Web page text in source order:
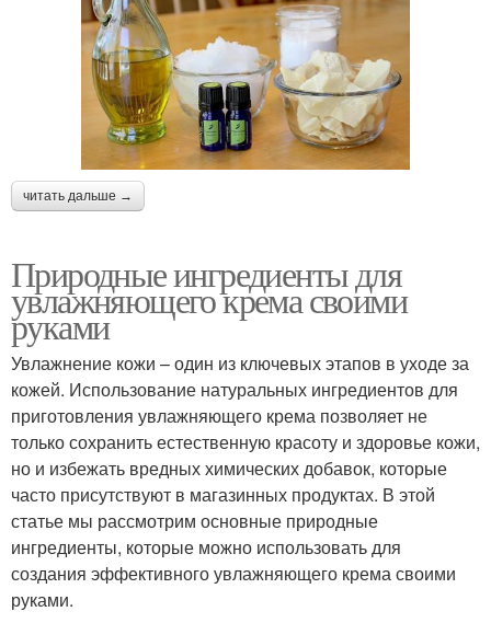
читать дальше →
Природные ингредиенты для
увлажняющего крема своими
руками
Увлажнение кожи – один из ключевых этапов в уходе за
кожей. Использование натуральных ингредиентов для
приготовления увлажняющего крема позволяет не
только сохранить естественную красоту и здоровье кожи,
но и избежать вредных химических добавок, которые
часто присутствуют в магазинных продуктах. В этой
статье мы рассмотрим основные природные
ингредиенты, которые можно использовать для
создания эффективного увлажняющего крема своими
руками.